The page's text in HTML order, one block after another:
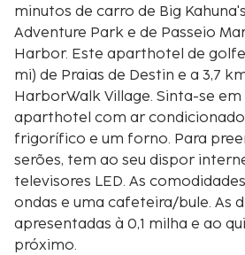
minutos de carro de Big
Adventure Park e de Passeio
Harbor. Este aparthotel de golfe está a 2,2 km (1,4
mi) de Praias de Destin e a 3,7
HarborWalk Village. Sinta-se em
aparthotel com ar
frigorífico e um forno. Para
serões, tem ao seu dispor
televisores LED. As
ondas e uma cafeteira/bule. As
apresentadas à 0,1 milha e ao
próximo.